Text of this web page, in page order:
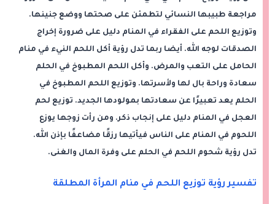
مراجعة طبيبها النسائي لتطمئن على صحتها ووضع جنينها.
وتوزيع اللحم على الفقراء في المنام دليل على ضرورة إخراج
الصدقات لوجه الله. أيضا ربما تدل رؤية أكل اللحم النيء في منام
الحامل على التعب والمرض. وأكل اللحم المطبوخ في الحلم
سعادة وراحة بال لها ولأسرتها. وتوزيع اللحم المطبوخ في
الحلم يعد تعبيرًا عن سعادتها بمولودها الجديد. توزيع لحم
العجل في المنام دليل على إنجاب ذكر. ومن رأت زوجها يوزع
اللحوم في المنام على الناس فيأتيها رزقًا مضاعفًا بإذن الله.
تدل رؤية شحوم اللحم في الحلم على وفرة المال والغنى.
تفسير رؤية توزيع اللحم في منام المرأة المطلقة